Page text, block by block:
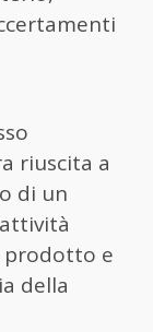
riuscita a
di un
prodotto e
della